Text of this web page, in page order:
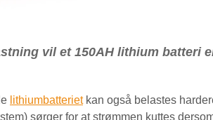
vil et 150AH lithium batteri
lithiumbatterietkan også belastes
sørger for at strømmen kuttes